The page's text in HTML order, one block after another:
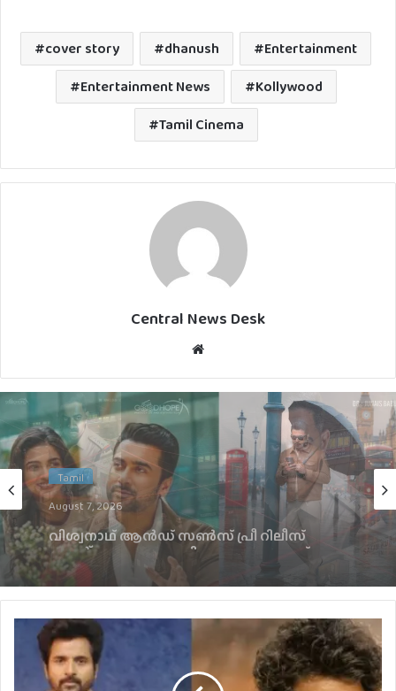
cover story dhanush
Entertainment
Entertainment News
Kollywood
Tamil Cinema
Central News Desk
Malayalam
August 6, 2026
സസ്‌പെന്‍സും അന്വേഷണവും നിറച്ച്
‘ആര’ത്തിന്റെ ഫസ്റ്റ് ലുക്ക് പോസ്റ്റര്‍